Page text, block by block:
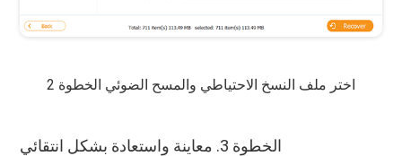
اختر ملف النسخ الاحتياطي والمسح الضوئي الخطوة 2
الخطوة 3. معاينة واستعادة بشكل انتقائي